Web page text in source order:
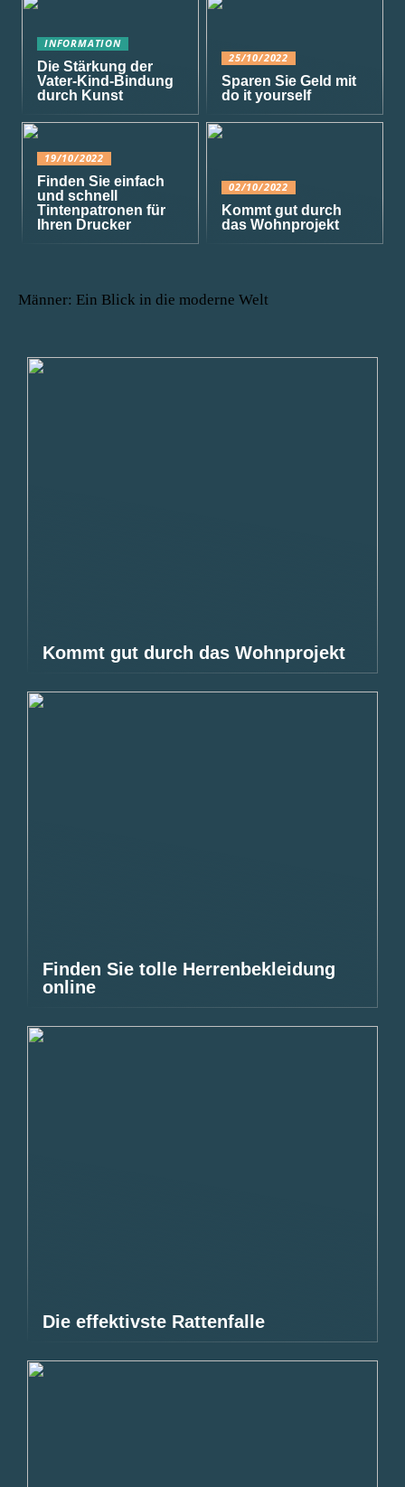
INFORMATION
Die Stärkung der
Vater-Kind-Bindung
durch Kunst
25/10/2022
Sparen Sie Geld mit
do it yourself
19/10/2022
Finden Sie einfach
und schnell
Tintenpatronen für
Ihren Drucker
02/10/2022
Kommt gut durch
das Wohnprojekt
Männer: Ein Blick in die moderne Welt
Kommt gut durch das Wohnprojekt
Finden Sie tolle Herrenbekleidung
online
Die effektivste Rattenfalle